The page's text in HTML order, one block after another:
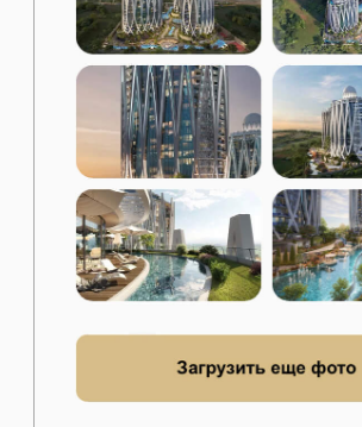
Задать вопрос,
обсудить проект,
предложить
сотрудничество или
просто поболтать:
Электропочта
Telegram
WhatsApp